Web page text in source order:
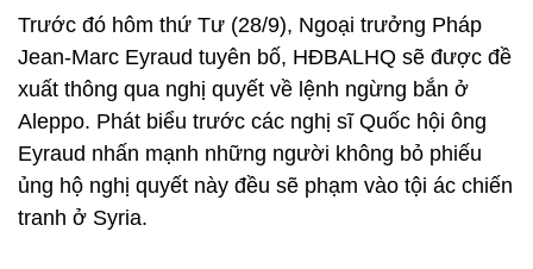
Trước đó hôm thứ Tư (28/9), Ngoại trưởng Pháp
Jean-Marc Eyraud tuyên bố, HĐBALHQ sẽ được đề
xuất thông qua nghị quyết về lệnh ngừng bắn ở
Aleppo. Phát biểu trước các nghị sĩ Quốc hội ông
Eyraud nhấn mạnh những người không bỏ phiếu
ủng hộ nghị quyết này đều sẽ phạm vào tội ác chiến
tranh ở Syria.